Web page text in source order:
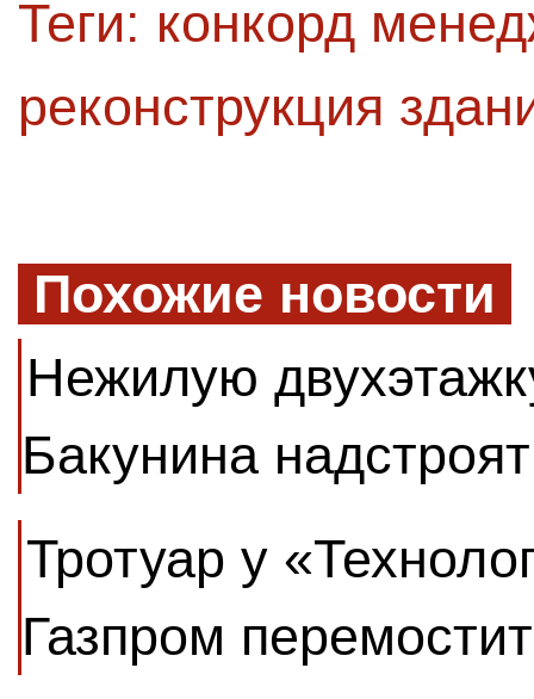
Теги: конкорд
реконструкция
Похожие новости
Нежилую
Бакунина надстроят
Тротуар у
Газпром